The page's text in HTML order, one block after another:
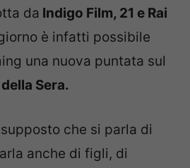
da Indigo Film, 21 e Rai
è infatti possibile
una nuova puntata sul
Sera.
che si parla di
anche di figli, di